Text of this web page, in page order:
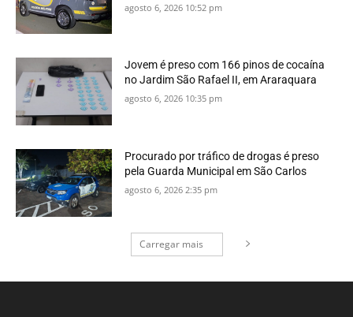
agosto 6, 2026 10:52 pm
Jovem é preso com 166 pinos de cocaína
no Jardim São Rafael II, em Araraquara
agosto 6, 2026 10:35 pm
Procurado por tráfico de drogas é preso
pela Guarda Municipal em São Carlos
agosto 6, 2026 2:35 pm
Carregar mais